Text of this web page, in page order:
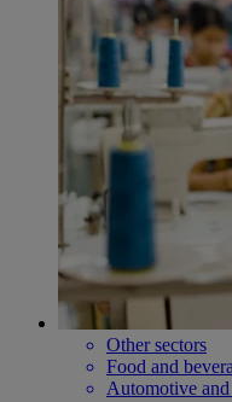
Other sectors
Food and
Automotive and